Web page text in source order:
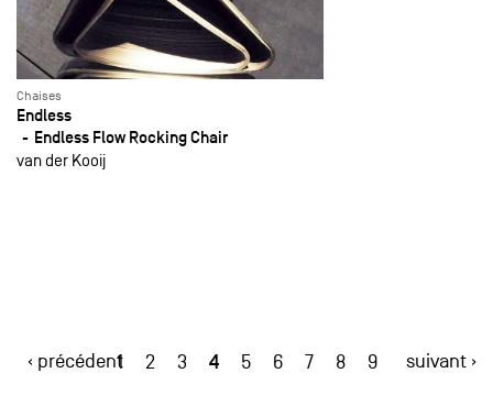
Chaises
Endless
Endless Flow Rocking Chair
van der Kooij
‹ précédent
1 2 3 4 5 6 7 8 9 suivant ›